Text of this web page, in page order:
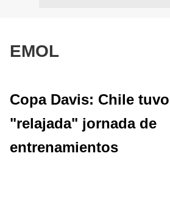
EMOL
Copa Davis: Chile
"relajada" jornada de
entrenamientos